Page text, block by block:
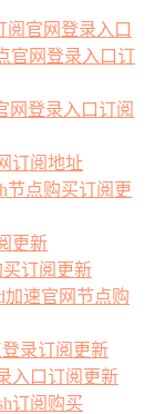
阅官网登录入口
官网登录入口订
网登录入口订阅
订阅地址
节点购买订阅更
更新
订阅更新
加速官网节点购
录订阅更新
入口订阅更新
订阅购买